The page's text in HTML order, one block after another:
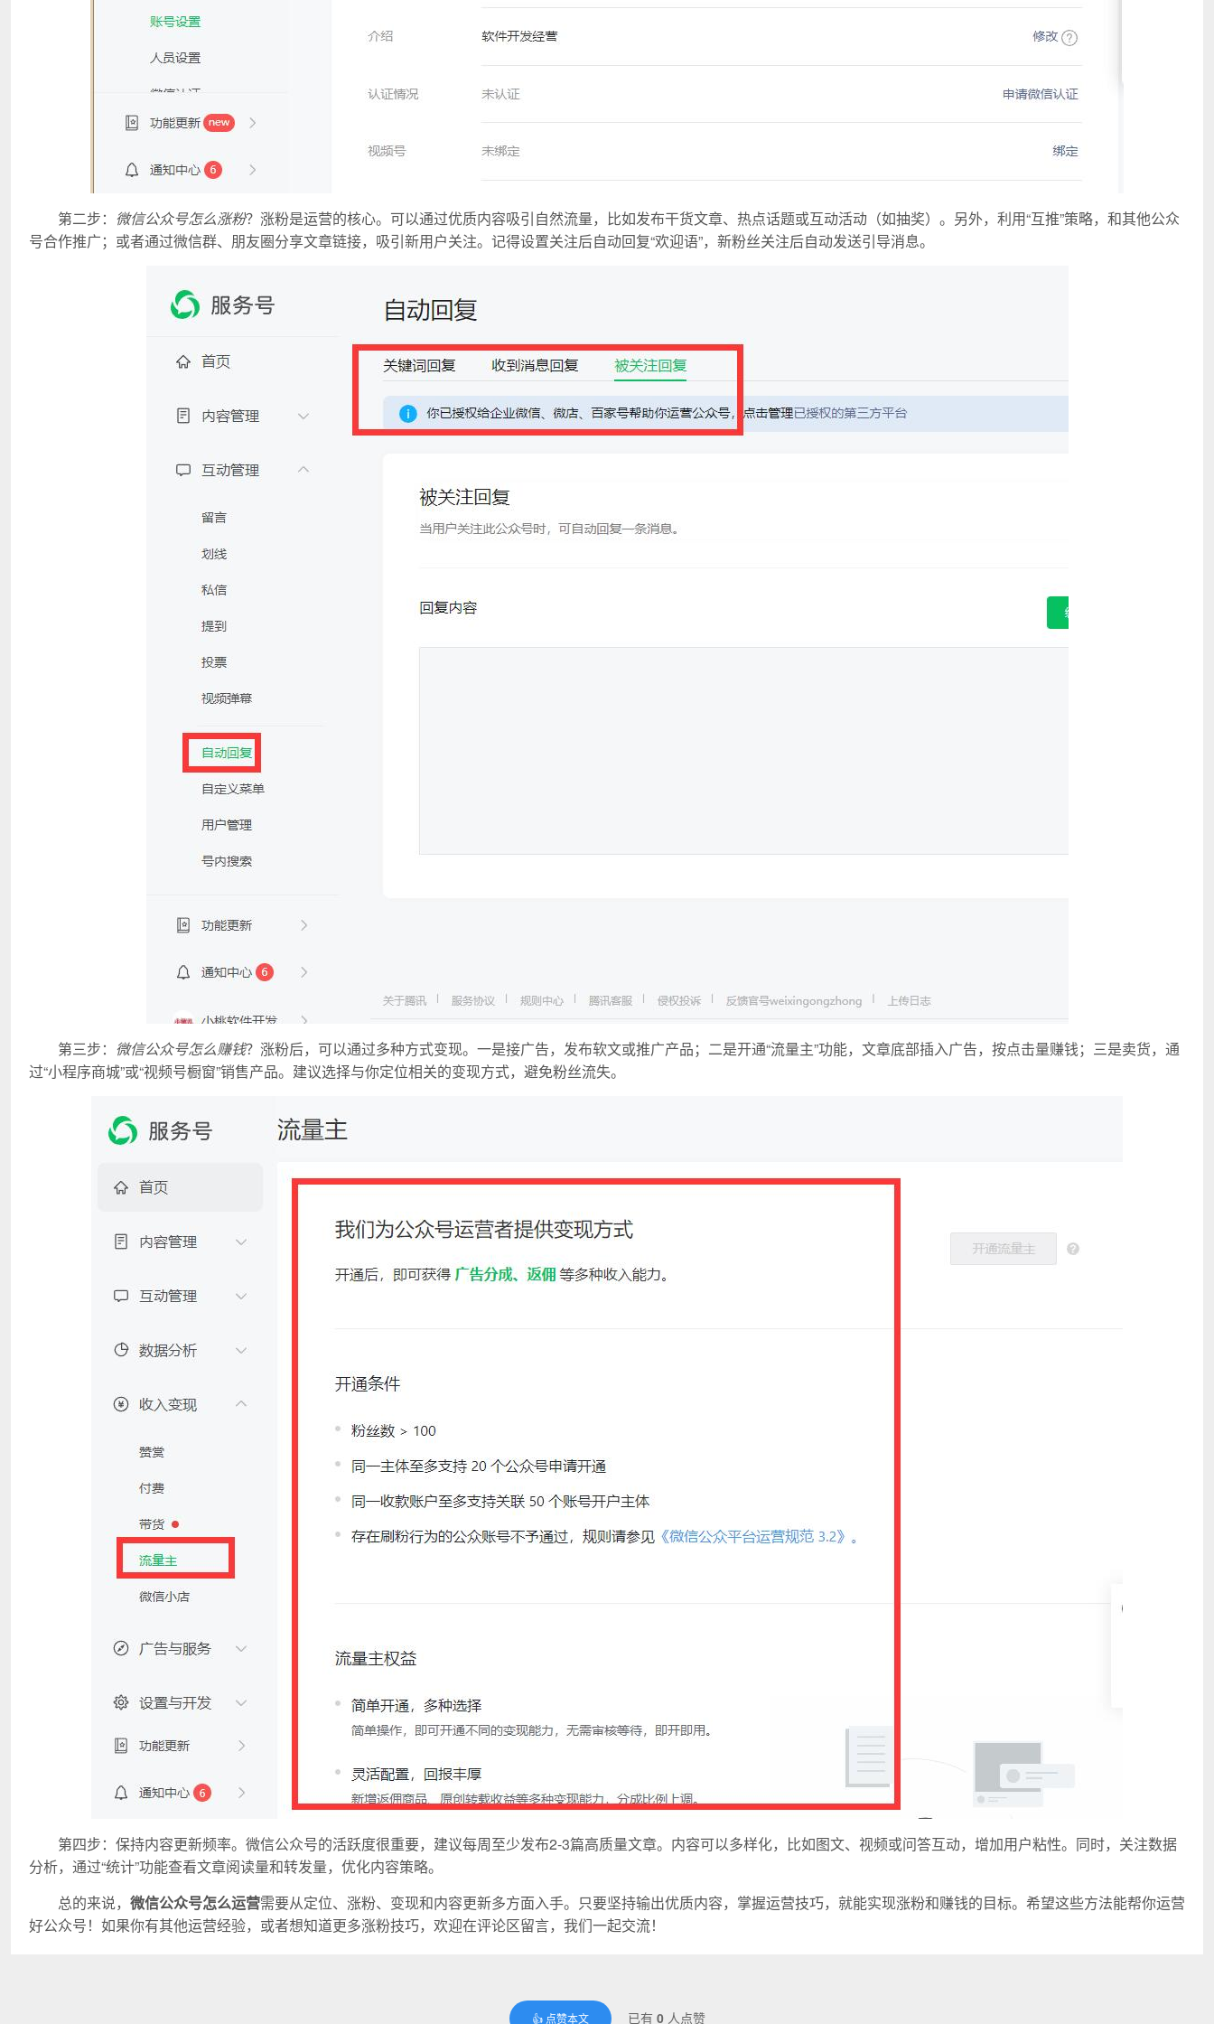
第二步： 微信公众号怎么涨粉？涨粉是运营的核心。可以通过优质内容吸引自然流量，比如发布干货文章、热点话题或互动活动（如抽奖）。另外，利用“互推”策略，和其他公众
号合作推广；或者通过微信群、朋友圈分享文章链接，吸引新用户关注。记得设置关注后自动回复“欢迎语”，新粉丝关注后自动发送引导消息。
第三步： 微信公众号怎么赚钱？涨粉后，可以通过多种方式变现。一是接广告，发布软文或推广产品；二是开通“流量主”功能，文章底部插入广告，按点击量赚钱；三是卖货，通
过“小程序商城”或“视频号橱窗”销售产品。建议选择与你定位相关的变现方式，避免粉丝流失。
第四步：保持内容更新频率。微信公众号的活跃度很重要，建议每周至少发布2-3篇高质量文章。内容可以多样化，比如图文、视频或问答互动，增加用户粘性。同时，关注数据
分析，通过“统计”功能查看文章阅读量和转发量，优化内容策略。
总的来说， 微信公众号怎么运营需要从定位、涨粉、变现和内容更新多方面入手。只要坚持输出优质内容，掌握运营技巧，就能实现涨粉和赚钱的目标。希望这些方法能帮你运营
好公众号！如果你有其他运营经验，或者想知道更多涨粉技巧，欢迎在评论区留言，我们一起交流！
👍 点赞本文 已有 0人点赞